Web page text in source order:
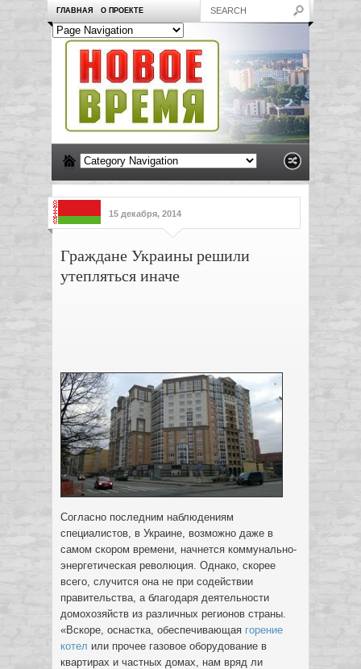
ГЛАВНАЯ О ПРОЕКТЕ
15 декабря, 2014
Граждане Украины решили
утепляться иначе
Согласно последним наблюдениям
специалистов, в Украине, возможно даже в
самом скором времени, начнется коммунально-
энергетическая революция. Однако, скорее
всего, случится она не при содействии
правительства, а благодаря деятельности
домохозяйств из различных регионов страны.
«Вскоре, оснастка, обеспечивающая горение
котел или прочее газовое оборудование в
квартирах и частных домах, нам вряд ли